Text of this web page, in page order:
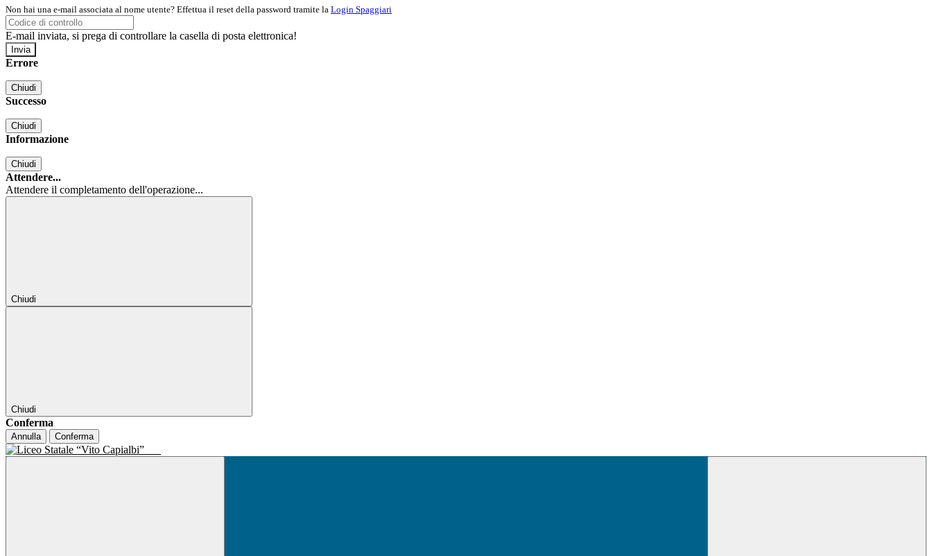
Non hai una e-mail associata al nome utente? Effettua il reset della password tramite la Login Spaggiari
E-mail inviata, si prega di controllare la casella di posta elettronica!
Errore
Chiudi
Successo
Chiudi
Informazione
Chiudi
Attendere...
Attendere il completamento dell'operazione...
Chiudi
Chiudi
Conferma
Annulla Conferma